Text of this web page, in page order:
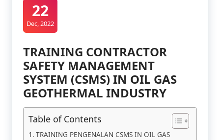
22
Dec, 2022
TRAINING CONTRACTOR
SAFETY MANAGEMENT
SYSTEM (CSMS) IN OIL GAS
GEOTHERMAL INDUSTRY
Table of Contents
TRAINING PENGENALAN CSMS IN OIL GAS